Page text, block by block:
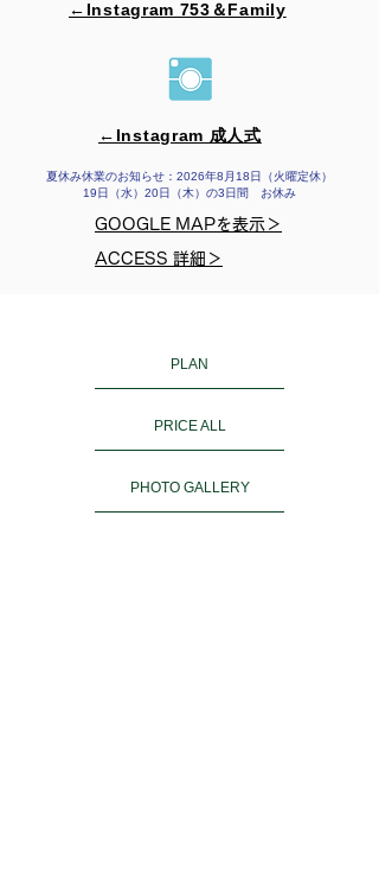
←Instagram 753＆​Family
←Instagram 成人式
夏休み休業のお知らせ：2026年8月18日（火曜定休）
19日（水）20日（木）の3日間 お休み
GOOGLE MAPを表示＞
ACCESS 詳細＞
PLAN
PRICE ALL
PHOTO GALLERY